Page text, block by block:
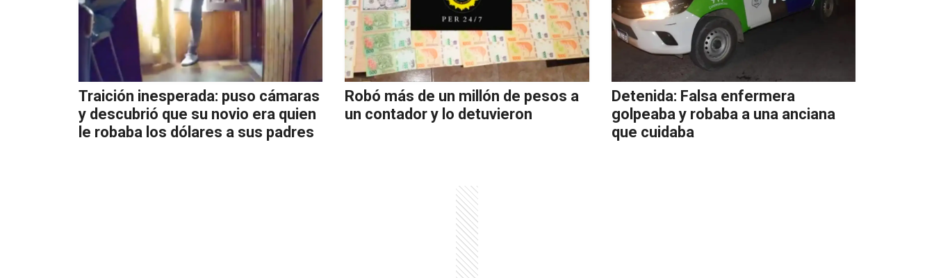
Traición inesperada: puso cámaras
y descubrió que su novio era quien
le robaba los dólares a sus padres
Robó más de un millón de pesos a
un contador y lo detuvieron
Detenida: Falsa enfermera
golpeaba y robaba a una anciana
que cuidaba